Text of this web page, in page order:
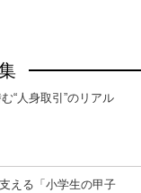
“人身取引”のリアル
える「小学生の甲子